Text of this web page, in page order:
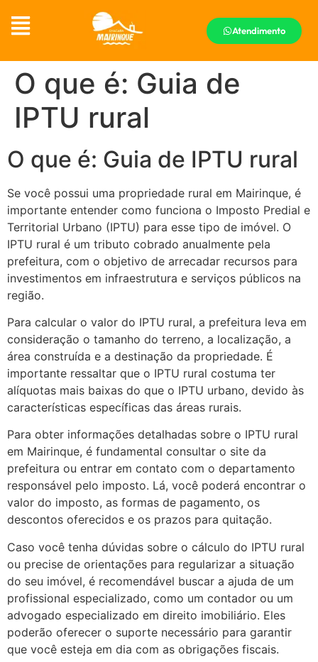
Atendimento
O que é: Guia de
IPTU rural
O que é: Guia de IPTU rural
Se você possui uma propriedade rural em Mairinque, é
importante entender como funciona o Imposto Predial e
Territorial Urbano (IPTU) para esse tipo de imóvel. O
IPTU rural é um tributo cobrado anualmente pela
prefeitura, com o objetivo de arrecadar recursos para
investimentos em infraestrutura e serviços públicos na
região.
Para calcular o valor do IPTU rural, a prefeitura leva em
consideração o tamanho do terreno, a localização, a
área construída e a destinação da propriedade. É
importante ressaltar que o IPTU rural costuma ter
alíquotas mais baixas do que o IPTU urbano, devido às
características específicas das áreas rurais.
Para obter informações detalhadas sobre o IPTU rural
em Mairinque, é fundamental consultar o site da
prefeitura ou entrar em contato com o departamento
responsável pelo imposto. Lá, você poderá encontrar o
valor do imposto, as formas de pagamento, os
descontos oferecidos e os prazos para quitação.
Caso você tenha dúvidas sobre o cálculo do IPTU rural
ou precise de orientações para regularizar a situação
do seu imóvel, é recomendável buscar a ajuda de um
profissional especializado, como um contador ou um
advogado especializado em direito imobiliário. Eles
poderão oferecer o suporte necessário para garantir
que você esteja em dia com as obrigações fiscais.